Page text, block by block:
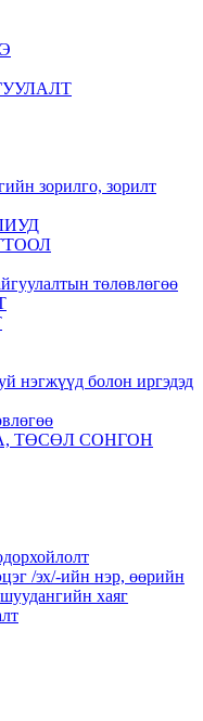
зорилго, зорилт
төлөвлөгөө
нэгжүүд болон иргэдэд
ТӨСӨЛ СОНГОН
/эх/-ийн нэр, өөрийн
хаяг